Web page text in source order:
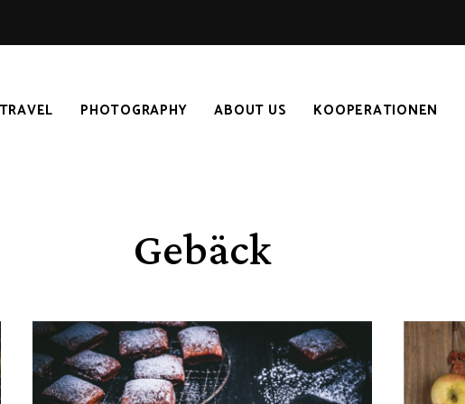
TRAVEL PHOTOGRAPHY ABOUT US KOOPERATIONEN
Gebäck